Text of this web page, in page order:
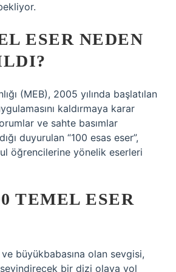
ESER NEDEN
(MEB), 2005 yılında başlatılan
kaldırmaya karar
ve sahte basımlar
duyurulan “100 esas eser”,
öğrencilerine yönelik eserleri
TEMEL ESER
büyükbabasına olan sevgisi,
bir dizi olaya yol